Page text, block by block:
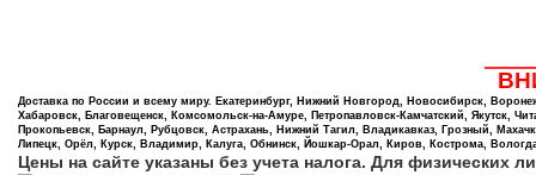
Доставка по России и всему миру. Екатеринбург, Нижний Новгород, Новосибирск,
Хабаровск, Благовещенск, Комсомольск-на-Амуре, Петропавловск-Камчатский, Якутск,
Прокопьевск, Барнаул, Рубцовск, Астрахань, Нижний Тагил, Владикавказ, Грозный,
Липецк, Орёл, Курск, Владимир, Калуга, Обнинск, Йошкар-Орал, Киров, Кострома,
Цены на сайте указаны без учета налога. Для физических